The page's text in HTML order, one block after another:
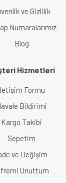
ve Gizlilik
Numaralarımız
Blog
Hizmetleri
Formu
Bildirimi
Kargo Takibi
Sepetim
ve Değişim
Unuttum